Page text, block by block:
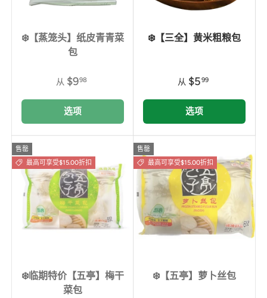
❄️【蒸笼头】纸皮青青菜
包
从 $998
选项
❄️【三全】黄米粗粮包
从 $599
选项
售罄
最高可享受$15.00折扣
❄️临期特价【五亭】梅干
菜包
售罄
最高可享受$15.00折扣
❄️【五亭】萝卜丝包